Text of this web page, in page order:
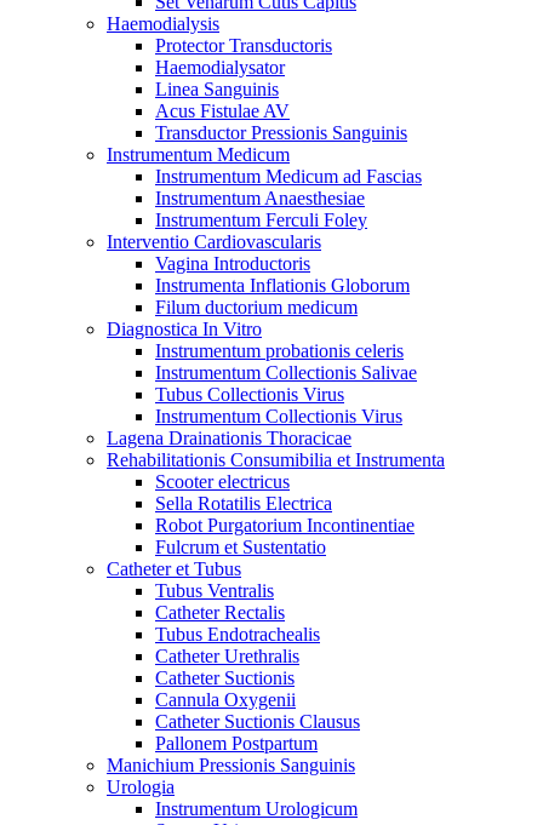
Haemodialysis
Protector Transductoris
Haemodialysator
Linea Sanguinis
Acus Fistulae AV
Transductor Pressionis Sanguinis
Instrumentum Medicum
Instrumentum Medicum ad Fascias
Instrumentum Anaesthesiae
Instrumentum Ferculi Foley
Interventio Cardiovascularis
Vagina Introductoris
Instrumenta Inflationis Globorum
Filum ductorium medicum
Diagnostica In Vitro
Instrumentum probationis celeris
Instrumentum Collectionis Salivae
Tubus Collectionis Virus
Instrumentum Collectionis Virus
Lagena Drainationis Thoracicae
Rehabilitationis Consumibilia et Instrumenta
Scooter electricus
Sella Rotatilis Electrica
Robot Purgatorium Incontinentiae
Fulcrum et Sustentatio
Catheter et Tubus
Tubus Ventralis
Catheter Rectalis
Tubus Endotrachealis
Catheter Urethralis
Catheter Suctionis
Cannula Oxygenii
Catheter Suctionis Clausus
Pallonem Postpartum
Manichium Pressionis Sanguinis
Urologia
Instrumentum Urologicum